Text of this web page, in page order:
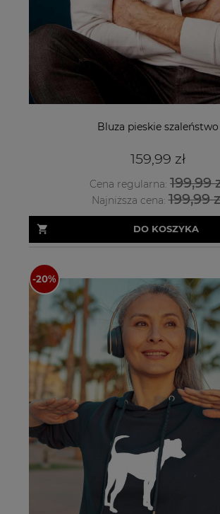
Bluza pieskie szaleństwo
159,99 zł
Cena regularna: 199,99
Najniższa cena:199,99
DO KOSZYKA